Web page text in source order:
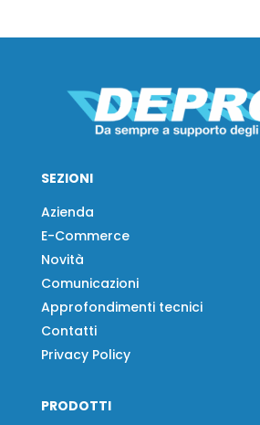
SEZIONI
Azienda
E-Commerce
Novità
Comunicazioni
Approfondimenti tecnici
Contatti
Privacy Policy
PRODOTTI